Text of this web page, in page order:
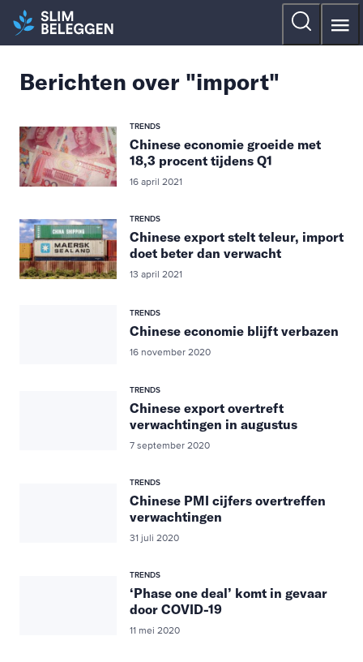
Berichten over "import"
TRENDS
Chinese economie groeide met
18,3 procent tijdens Q1
16 april 2021
TRENDS
Chinese export stelt teleur, import
doet beter dan verwacht
13 april 2021
TRENDS
Chinese economie blijft verbazen
16 november 2020
TRENDS
Chinese export overtreft
verwachtingen in augustus
7 september 2020
TRENDS
Chinese PMI cijfers overtreffen
verwachtingen
31 juli 2020
TRENDS
‘Phase one deal’ komt in gevaar
door COVID-19
11 mei 2020